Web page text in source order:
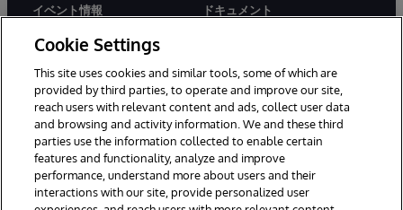
イベント情報
採用情報
ドキュメント
© 1996-2026Y InterSystems Corporation, Boston, MA. All Rights
Reserved.
Cookie Settings
This site uses cookies and similar tools, some of which are
provided by third parties, to operate and improve our site,
reach users with relevant content and ads, collect user data
and browsing and activity information. We and these third
parties use the information collected to enable certain
features and functionality, analyze and improve
performance, understand more about users and their
interactions with our site, provide personalized user